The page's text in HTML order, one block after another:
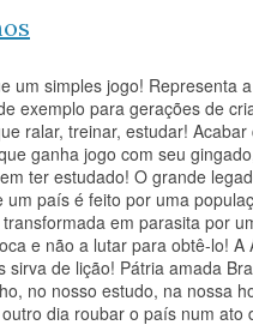
um simples jogo! Representa
exemplo para gerações de
ralar, treinar, estudar!
ganha jogo com seu
ter estudado! O grande
um país é feito por uma
em parasita por
e não a lutar para obtê-lo!
sirva de lição! Pátria amada
no nosso estudo, na nossa
dia roubar o país num ato